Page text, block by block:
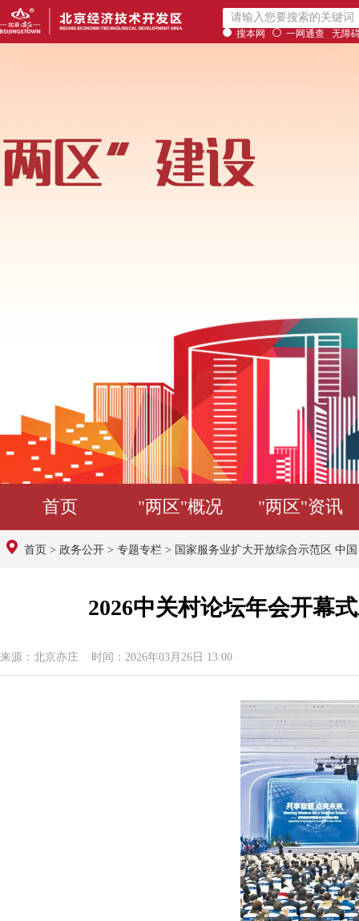
搜本网 一网通查 无障
首页 "两区"概况 "两区"资讯
首页 > 政务公开 > 专题专栏 > 国家服务业扩大开放综合示范区 中
2026中关村论坛年会开幕
来源：北京亦庄 时间：2026年03月26日 13:00